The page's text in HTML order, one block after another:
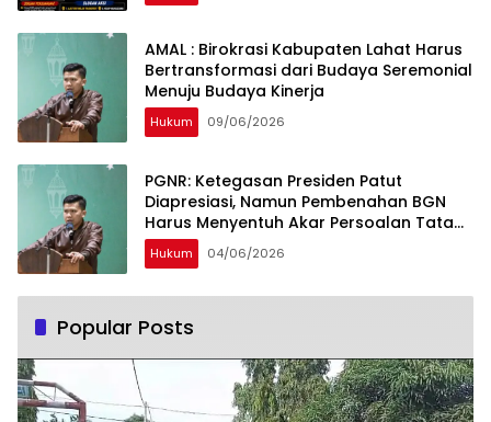
AMAL : Birokrasi Kabupaten Lahat Harus
Bertransformasi dari Budaya Seremonial
Menuju Budaya Kinerja
Hukum 09/06/2026
PGNR: Ketegasan Presiden Patut
Diapresiasi, Namun Pembenahan BGN
Harus Menyentuh Akar Persoalan Tata
Kelola
Hukum 04/06/2026
Popular Posts